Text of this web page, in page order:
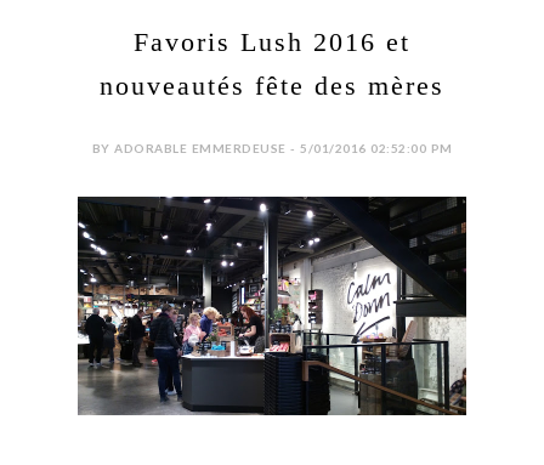
Favoris Lush 2016 et
nouveautés fête des mères
BY ADORABLE EMMERDEUSE - 5/01/2016 02:52:00 PM